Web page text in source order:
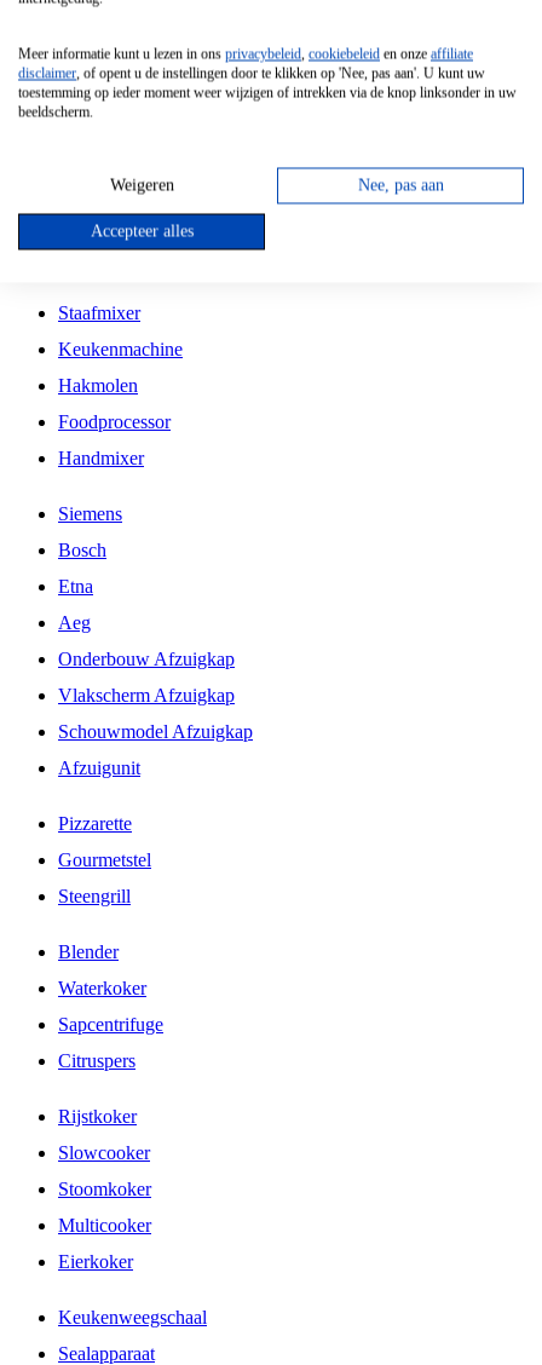
Vrijstaande Magnetron
Vrijstaande Kookplaat
Inbouw Gaskookplaat
Inbouw Keramische Kookplaat
Kookplaat Accessoires
Staafmixer
Keukenmachine
Hakmolen
Foodprocessor
Handmixer
Siemens
Bosch
Etna
Aeg
Onderbouw Afzuigkap
Vlakscherm Afzuigkap
Schouwmodel Afzuigkap
Afzuigunit
Pizzarette
Gourmetstel
Steengrill
Blender
Waterkoker
Sapcentrifuge
Citruspers
Rijstkoker
Slowcooker
Stoomkoker
Multicooker
Eierkoker
Keukenweegschaal
Sealapparaat
Meer informatie kunt u lezen in ons privacybeleid, cookiebeleid en onze affiliate
disclaimer, of opent u de instellingen door te klikken op 'Nee, pas aan'. U kunt uw
toestemming op ieder moment weer wijzigen of intrekken via de knop linksonder in uw
beeldscherm.
Weigeren Nee, pas aan
Accepteer alles